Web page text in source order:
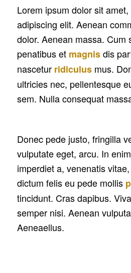
Lorem ipsum dolor sit
adipiscing elit. Aenean
dolor. Aenean massa. Cum
penatibus et magnisdis
nascetur ridiculusmus.
ultricies nec, pellentesque
sem. Nulla consequat
Donec pede justo, fringilla
vulputate eget, arcu. In
imperdiet a, venenatis
dictum felis eu pede mollis
tincidunt. Cras dapibus.
semper nisi. Aenean
Aeneaellus.